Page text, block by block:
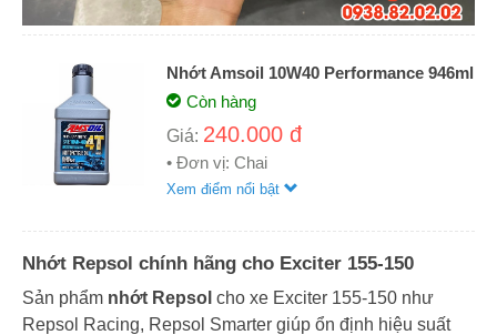
Nhớt Amsoil 10W40 Performance 946ml
Còn hàng
Giá: 240.000 đ
• Đơn vị: Chai
Xem điểm nổi bật
Nhớt Repsol chính hãng cho Exciter 155-150
Sản phẩm nhớt Repsol cho xe Exciter 155-150 như
Repsol Racing, Repsol Smarter giúp ổn định hiệu suất